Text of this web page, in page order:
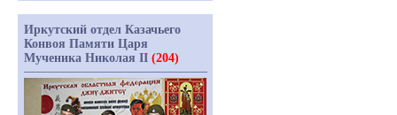
Иркутский отдел Казачьего
Конвоя Памяти Царя
Мученика Николая II (204)